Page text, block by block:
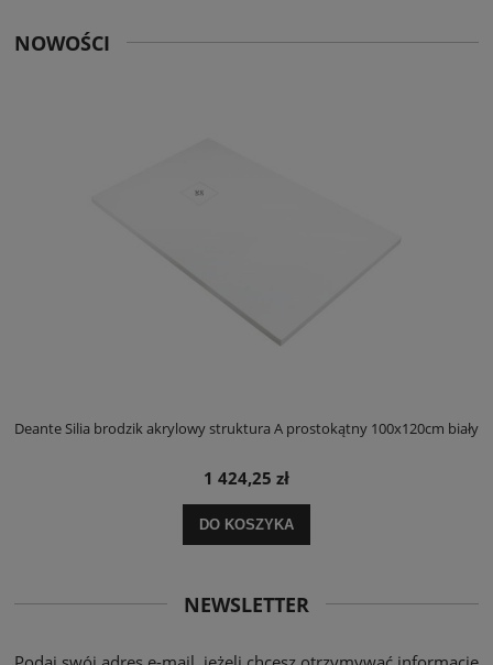
NOWOŚCI
Deante Silia brodzik akrylowy struktura A prostokątny 100x120cm biały
1 424,25 zł
DO KOSZYKA
NEWSLETTER